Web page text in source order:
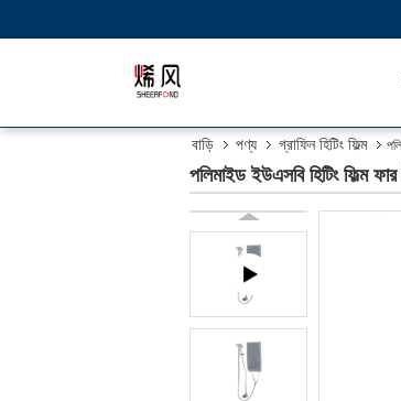
বাড়ি পণ্য গ্রাফিন হিটিং ফিল্ম
পলিমাইড ইউএসবি হিটিং ফিল্ম